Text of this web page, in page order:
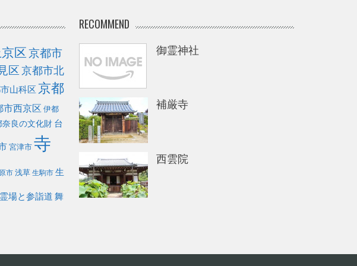
区京都市
区京都市北
山科区 京都
市西京区 伊都
奈良の文化財 台
宮津市 寺
市 浅草 生駒市 生
場と参詣道 舞
RECOMMEND
御霊神社
補厳寺
西雲院